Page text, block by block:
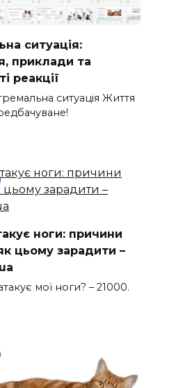
ситуація:
приклади та
реакції
ситуація Життя
ноги: причини
цьому зарадити –
мої ноги? – 21000.